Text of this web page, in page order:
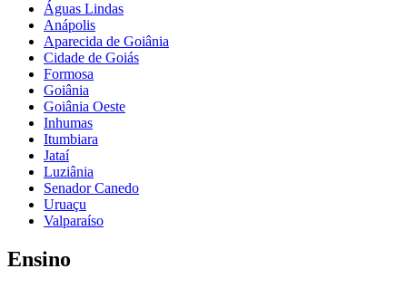
Águas Lindas
Anápolis
Aparecida de Goiânia
Cidade de Goiás
Formosa
Goiânia
Goiânia Oeste
Inhumas
Itumbiara
Jataí
Luziânia
Senador Canedo
Uruaçu
Valparaíso
Ensino